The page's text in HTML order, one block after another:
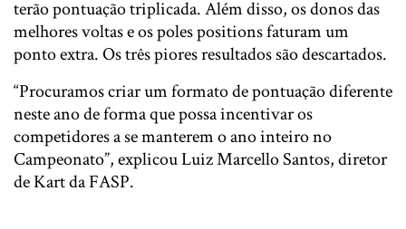
terão pontuação triplicada. Além disso, os donos das
melhores voltas e os poles positions faturam um
ponto extra. Os três piores resultados são descartados.
“Procuramos criar um formato de pontuação diferente
neste ano de forma que possa incentivar os
competidores a se manterem o ano inteiro no
Campeonato”, explicou Luiz Marcello Santos, diretor
de Kart da FASP.